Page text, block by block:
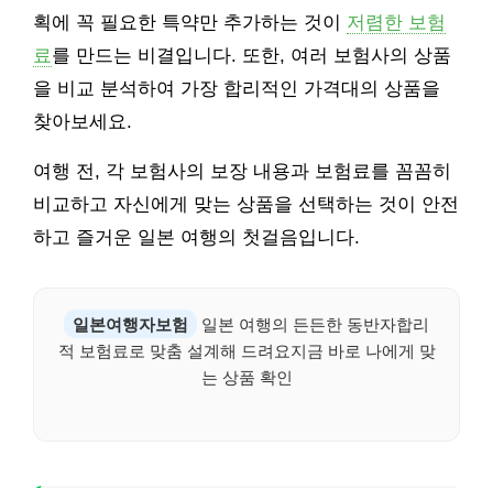
획에 꼭 필요한 특약만 추가하는 것이 저렴한 보험
료를 만드는 비결입니다. 또한, 여러 보험사의 상품
을 비교 분석하여 가장 합리적인 가격대의 상품을
찾아보세요.
여행 전, 각 보험사의 보장 내용과 보험료를 꼼꼼히
비교하고 자신에게 맞는 상품을 선택하는 것이 안전
하고 즐거운 일본 여행의 첫걸음입니다.
일본여행자보험
일본 여행의 든든한 동반자합리
적 보험료로 맞춤 설계해 드려요지금 바로 나에게 맞
는 상품 확인